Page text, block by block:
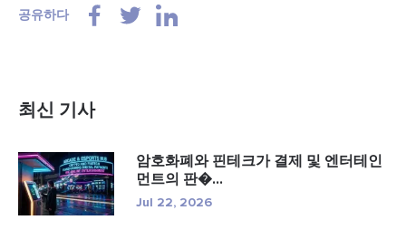
공유하다
최신 기사
암호화폐와 핀테크가 결제 및 엔터테인
먼트의 판�...
Jul 22, 2026